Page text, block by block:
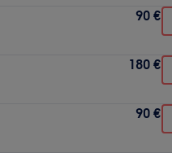
90 €
180 €
90 €